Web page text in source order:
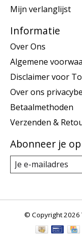
Mijn verlanglijst
Informatie
Over Ons
Algemene
Disclaimer voor
Over ons
Betaalmethoden
Verzenden &
Abonneer je
© Copyright 2026